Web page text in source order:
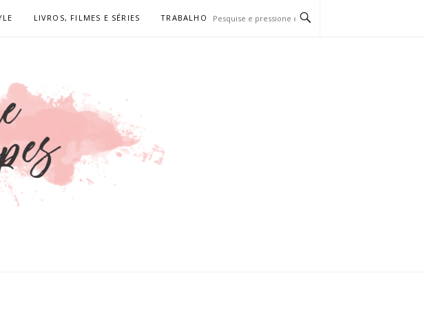
LIVROS, FILMES E SÉRIES TRABALHO